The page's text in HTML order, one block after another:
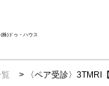
)ドゥ・ハウス
〈ペア受診〉3TMRI